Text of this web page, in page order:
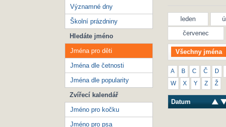
leden
červenec
Všechny jména
A B C Č D
W X Y Z Ž
Datum
Významné dny
Školní prázdniny
Hledáte jméno
Jména pro děti
Jména dle četnosti
Jména dle popularity
Zvířecí kalendář
Jméno pro kočku
Jméno pro psa